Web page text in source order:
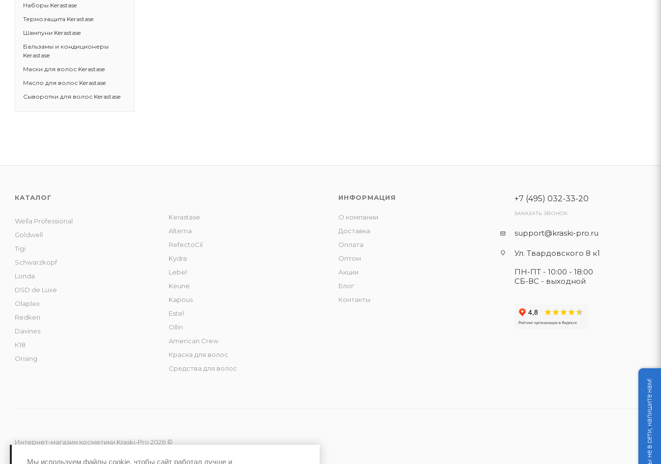
Наборы Kerastase
Термозащита Kerastase
Шампуни Kerastase
Бальзамы и кондиционеры
Kerastase
Маски для волос Kerastase
Масло для волос Kerastase
Сыворотки для волос Kerastase
КАТАЛОГ
Wella Professional
Goldwell
Tigi
Schwarzkopf
Londa
DSD de Luxe
Olaplex
Redken
Davines
К18
Orising
Kerastase
Alterna
RefectoCil
Kydra
Lebel
Keune
Kapous
Estel
Ollin
American Crew
Краска для волос
Средства для волос
ИНФОРМАЦИЯ
О компании
Доставка
Оплата
Оптом
Акции
Блог
Контакты
+7 (495) 032-33-20
ЗАКАЗАТЬ ЗВОНОК
support@kraski-pro.ru
Ул. Твардовского 8 к1
ПН-ПТ - 10:00 - 18:00
СБ-ВС - выходной
Интернет-магазин косметики Kraski-Pro 2026 ©
Мы используем файлы cookie, чтобы сайт работал лучше и Мы не в сети, напишите нам!